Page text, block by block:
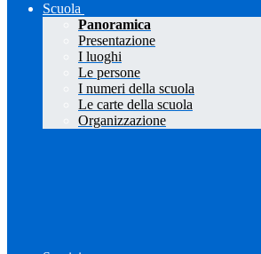
Scuola
Panoramica
Presentazione
I luoghi
Le persone
I numeri della scuola
Le carte della scuola
Organizzazione